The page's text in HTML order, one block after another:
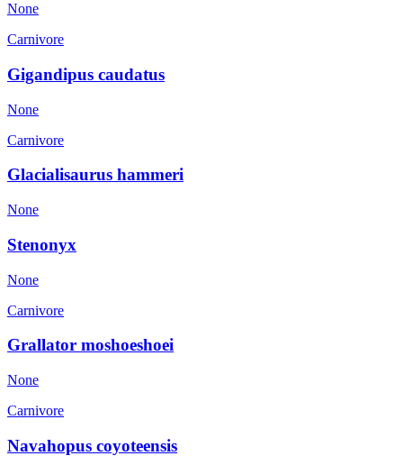
None
Carnivore
Gigandipus caudatus
None
Carnivore
Glacialisaurus hammeri
None
Stenonyx
None
Carnivore
Grallator moshoeshoei
None
Carnivore
Navahopus coyoteensis